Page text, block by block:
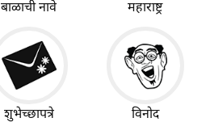
बाळाची नावे महाराष्ट्र
शुभेच्छापत्रे विनोद